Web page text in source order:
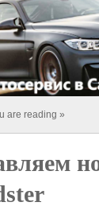
are reading »